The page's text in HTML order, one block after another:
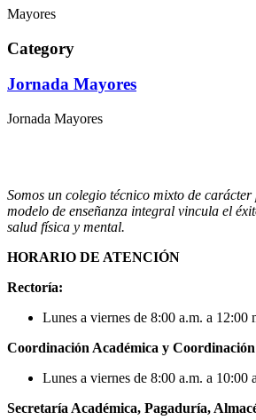
Mayores
Category
Jornada Mayores
Jornada Mayores
Somos un colegio técnico mixto de
modelo de enseñanza integral vincula el
salud física y mental.
HORARIO DE ATENCIÓN
Rectoría:
Lunes a viernes de 8:00 a.m. a 12:00
Coordinación Académica y
Lunes a viernes de 8:00 a.m. a 10:00
Secretaría Académica, Pagaduría,